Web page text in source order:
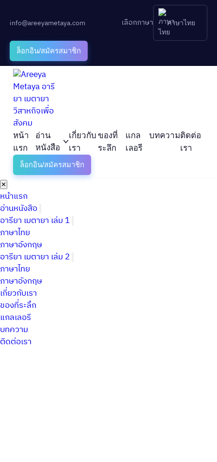
info@areeyametaya.com เลือกภาษา ภาษาไทย
ล็อกอิน/สมัครสมาชิก
หน้า
แรก
อ่าน
หนังสือ
เกี่ยวกับ
เรา
ของที่
ระลึก
แกล
เลอรี
บทความติดต่อ
เรา
ล็อกอิน/สมัครสมาชิก
✕
หน้าแรก
อ่านหนังสือ
อารียา เมตายา เล่ม 1
ภาษาไทย
ภาษาอังกฤษ
อารียา เมตายา เล่ม 2
ภาษาไทย
ภาษาอังกฤษ
เกี่ยวกับเรา
ของที่ระลึก
แกลเลอรี
บทความ
ติดต่อเรา